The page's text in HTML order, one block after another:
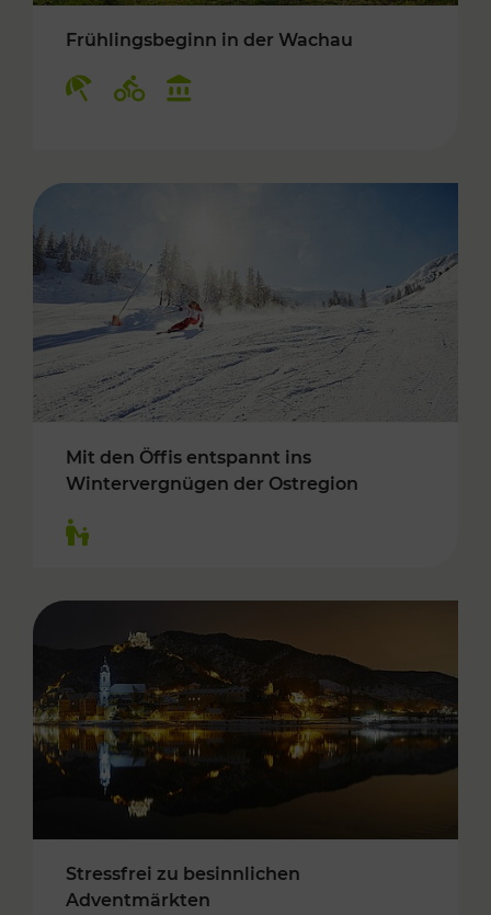
Frühlingsbeginn in der Wachau
Mit den Öffis entspannt ins
Wintervergnügen der Ostregion
Stressfrei zu besinnlichen
Adventmärkten